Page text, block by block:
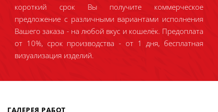
короткий срок Вы получите коммерческое
предложение с различными вариантами исполнения
Вашего заказа - на любой вкус и кошелёк. Предоплата
от 10%, срок производства - от 1 дня, бесплатная
визуализация изделий.
ГАЛЕРЕЯ РАБОТ